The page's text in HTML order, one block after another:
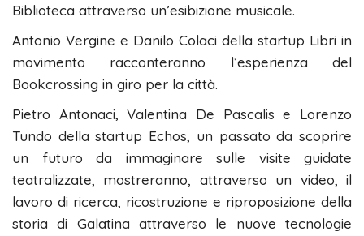
Biblioteca attraverso un’esibizione musicale.
Antonio Vergine e Danilo Colaci della startup Libri in
movimento racconteranno l’esperienza del
Bookcrossing in giro per la città.
Pietro Antonaci, Valentina De Pascalis e Lorenzo
Tundo della startup Echos, un passato da scoprire
un futuro da immaginare sulle visite guidate
teatralizzate, mostreranno, attraverso un video, il
lavoro di ricerca, ricostruzione e riproposizione della
storia di Galatina attraverso le nuove tecnologie